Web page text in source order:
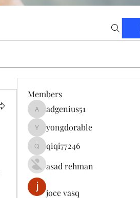
Members
adgenius51
adgenius51
yongdorable
yongdorable
qiqi77246
qiqi77246
asad rehman
joce vasq